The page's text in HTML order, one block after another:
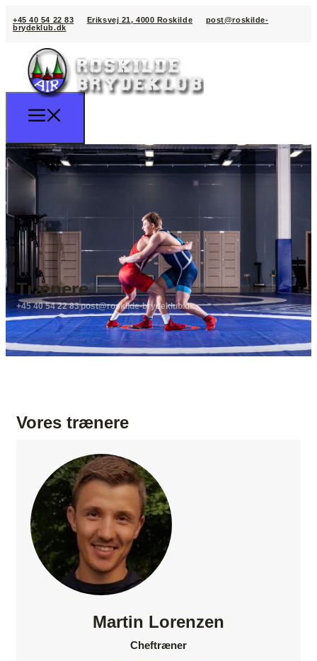
+45 40 54 22 83 Eriksvej 21, 4000 Roskilde
post@roskilde-
brydeklub.dk
Trænere
+45 40 54 22 83post@roskilde-brydeklub.dk
Vores trænere
Martin Lorenzen
Cheftræner